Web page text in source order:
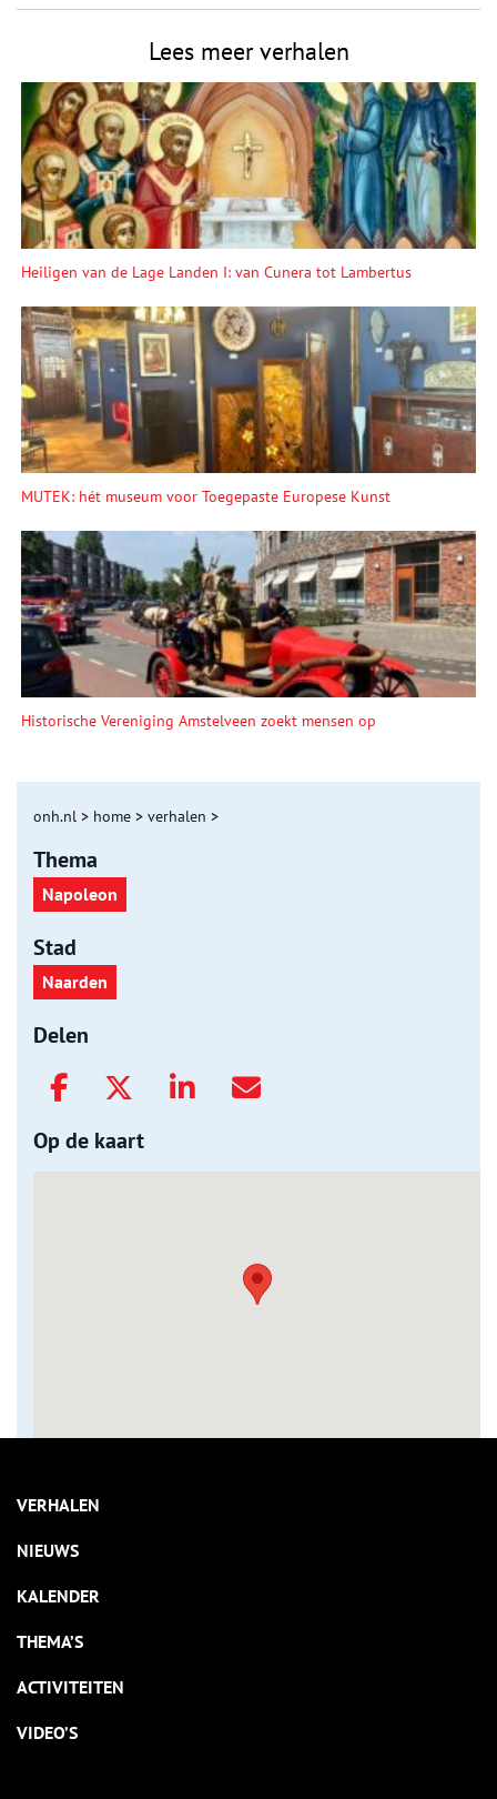
Lees meer verhalen
Heiligen van de Lage Landen I: van Cunera tot Lambertus
MUTEK: hét museum voor Toegepaste Europese Kunst
Historische Vereniging Amstelveen zoekt mensen op
onh.nl > home > verhalen >
Thema
Napoleon
Stad
Naarden
Delen
Op de kaart
VERHALEN
NIEUWS
KALENDER
THEMA’S
ACTIVITEITEN
VIDEO’S